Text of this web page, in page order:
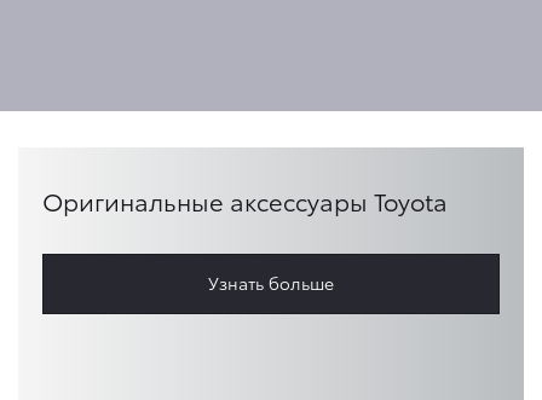
Оригинальные аксессуары Toyota
Узнать больше